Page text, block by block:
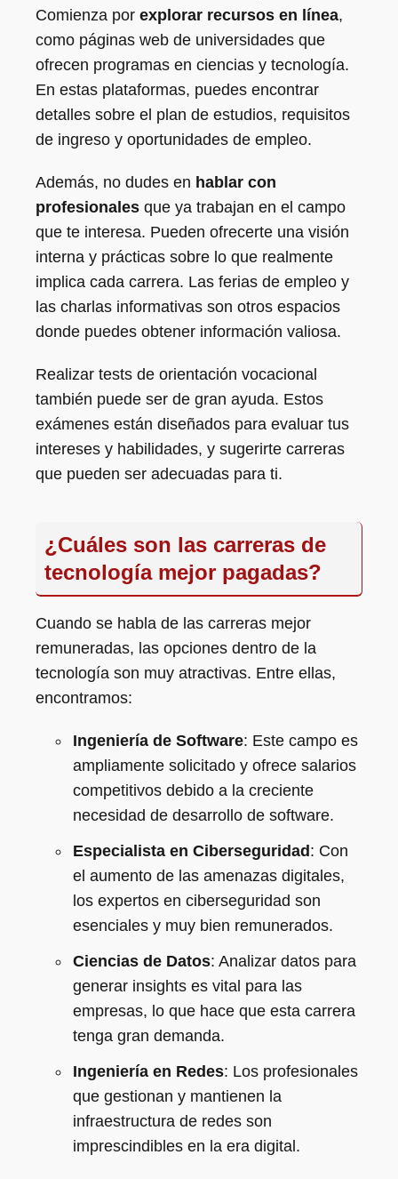
Comienza por explorar recursos en línea,
como páginas web de universidades que
ofrecen programas en ciencias y tecnología.
En estas plataformas, puedes encontrar
detalles sobre el plan de estudios, requisitos
de ingreso y oportunidades de empleo.
Además, no dudes en hablar con
profesionales que ya trabajan en el campo
que te interesa. Pueden ofrecerte una visión
interna y prácticas sobre lo que realmente
implica cada carrera. Las ferias de empleo y
las charlas informativas son otros espacios
donde puedes obtener información valiosa.
Realizar tests de orientación vocacional
también puede ser de gran ayuda. Estos
exámenes están diseñados para evaluar tus
intereses y habilidades, y sugerirte carreras
que pueden ser adecuadas para ti.
¿Cuáles son las carreras de
tecnología mejor pagadas?
Cuando se habla de las carreras mejor
remuneradas, las opciones dentro de la
tecnología son muy atractivas. Entre ellas,
encontramos:
Ingeniería de Software: Este campo es
ampliamente solicitado y ofrece salarios
competitivos debido a la creciente
necesidad de desarrollo de software.
Especialista en Ciberseguridad : Con
el aumento de las amenazas digitales,
los expertos en ciberseguridad son
esenciales y muy bien remunerados.
Ciencias de Datos: Analizar datos para
generar insights es vital para las
empresas, lo que hace que esta carrera
tenga gran demanda.
Ingeniería en Redes: Los profesionales
que gestionan y mantienen la
infraestructura de redes son
imprescindibles en la era digital.